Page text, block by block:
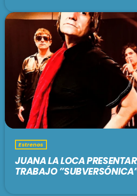
Estrenos
JUANA LA LOCA
TRABAJO